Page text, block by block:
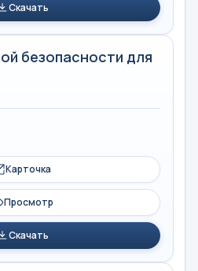
Скачать
безопасности для
Карточка
Просмотр
Скачать